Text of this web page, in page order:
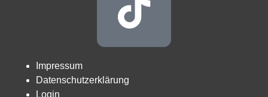
Impressum
Datenschutzerklärung
Login